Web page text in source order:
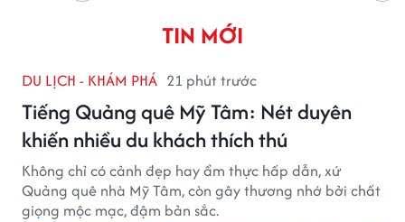
TIN MỚI
DU LỊCH - KHÁM PHÁ 21 phút trước
Tiếng Quảng quê Mỹ Tâm: Nét duyên
khiến nhiều du khách thích thú
Không chỉ có cảnh đẹp hay ẩm thực hấp dẫn, xứ
Quảng quê nhà Mỹ Tâm, còn gây thương nhớ bởi chất
giọng mộc mạc, đậm bản sắc.